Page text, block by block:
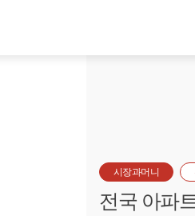
시장과머니
전국 아파